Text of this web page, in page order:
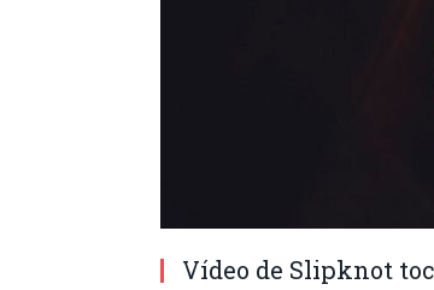
Vídeo de Slipknot